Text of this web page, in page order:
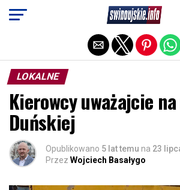
LOKALNE
Kierowcy uważajcie
Duńskiej
Opublikowano 5 lat temu na 23
Przez Wojciech Basałygo
Exit mobile version